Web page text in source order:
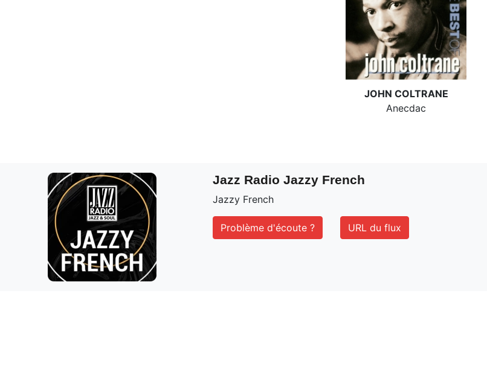
JOHN COLTRANE
Anecdac
Jazz Radio Jazzy French
Jazzy French
Problème d'écoute ? URL du flux